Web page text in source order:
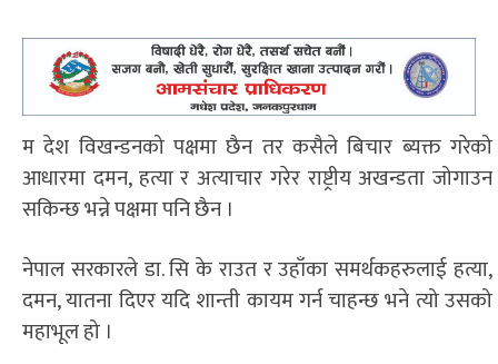
म देश विखन्डनको पक्षमा छैन तर कसैले बिचार ब्यक्त गरेको
आधारमा दमन, हत्या र अत्याचार गरेर राष्ट्रीय अखन्डता जोगाउन
सकिन्छ भन्ने पक्षमा पनि छैन ।
नेपाल सरकारले डा. सि के राउत र उहाँका समर्थकहरुलाई हत्या,
दमन, यातना दिएर यदि शान्ती कायम गर्न चाहन्छ भने त्यो उसको
महाभूल हो ।